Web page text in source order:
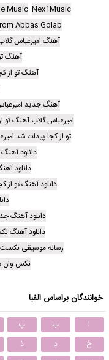
Nex1Music
Music
Abbas Golab
آهنگ امیرعباس
آهنگ
آهنگ تو از
آهنگ جدید
امیرعباس گلاب آهنگ تو
تو از کجا پیدات شد
دانلود
دانلود
دانلود آهنگ تو از
دانلود آهنگ
دانلود آهنگ
رسانه موسیقی
نکس وان
خوانندگان براساس الفبا
ا ب پ
خ
د ذ